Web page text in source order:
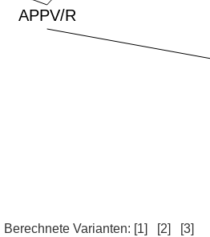
Berechnete Varianten: [1] [2]
[3]